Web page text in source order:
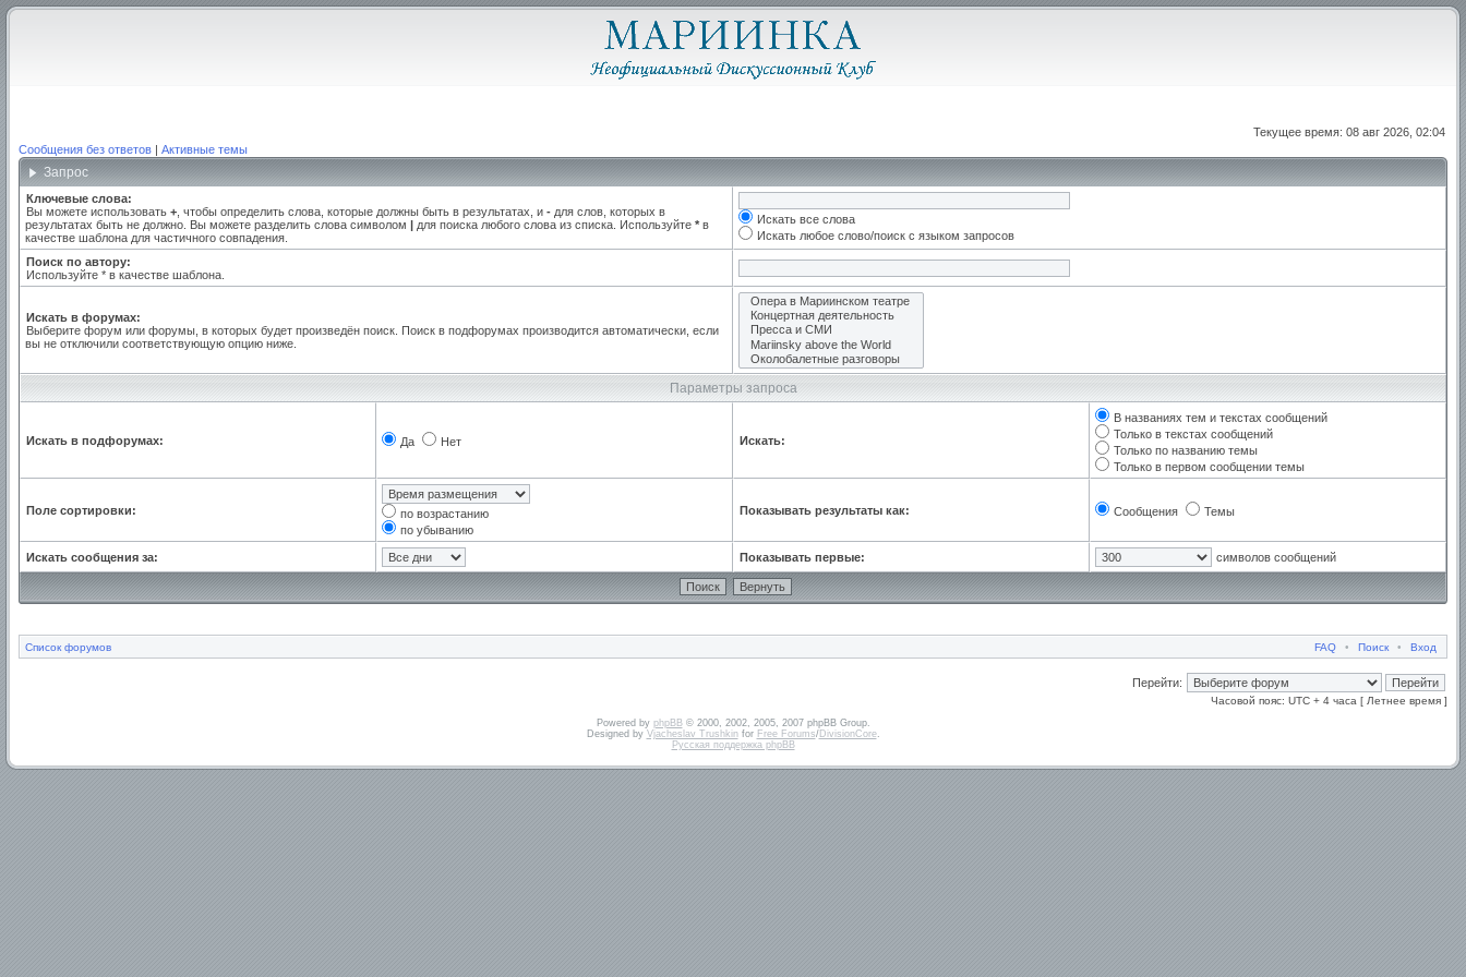
Текущее время: 08 авг 2026, 02:04
Сообщения без ответов | Активные темы
Запрос
Ключевые слова:
Вы можете использовать + , чтобы определить слова, которые должны быть в результатах, и - для слов, которых в
результатах быть не должно. Вы можете разделить слова символом | для поиска любого слова из списка. Используйте * в
качестве шаблона для частичного совпадения.
Искать все слова
Искать любое слово/поиск с языком запросов
Поиск по автору:
Используйте * в качестве шаблона.
Искать в форумах:
Выберите форум или форумы, в которых будет произведён поиск. Поиск в подфорумах производится автоматически, если
вы не отключили соответствующую опцию ниже.
Параметры запроса
Искать в подфорумах: Да Нет Искать:
В названиях тем и текстах сообщений
Только в текстах сообщений
Только по названию темы
Только в первом сообщении темы
Поле сортировки:
по возрастанию
по убыванию
Показывать результаты как: Сообщения Темы
Искать сообщения за: Показывать первые: символов сообщений
Список форумов FAQ • Поиск • Вход
Перейти:
Часовой пояс: UTC + 4 часа [ Летнее время ]
Powered by phpBB© 2000, 2002, 2005, 2007 phpBB Group.
Designed by Vjacheslav Trushkinfor Free Forums/DivisionCore.
Русская поддержка phpBB